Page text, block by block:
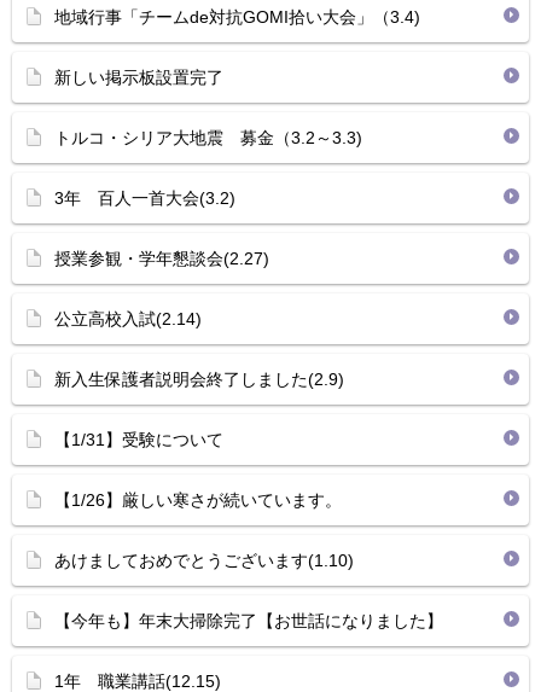
地域行事「チームde対抗GOMI拾い大会」（3.4)
新しい掲示板設置完了
トルコ・シリア大地震 募金（3.2～3.3)
3年 百人一首大会(3.2)
授業参観・学年懇談会(2.27)
公立高校入試(2.14)
新入生保護者説明会終了しました(2.9)
【1/31】受験について
【1/26】厳しい寒さが続いています。
あけましておめでとうございます(1.10)
【今年も】年末大掃除完了【お世話になりました】
1年 職業講話(12.15)